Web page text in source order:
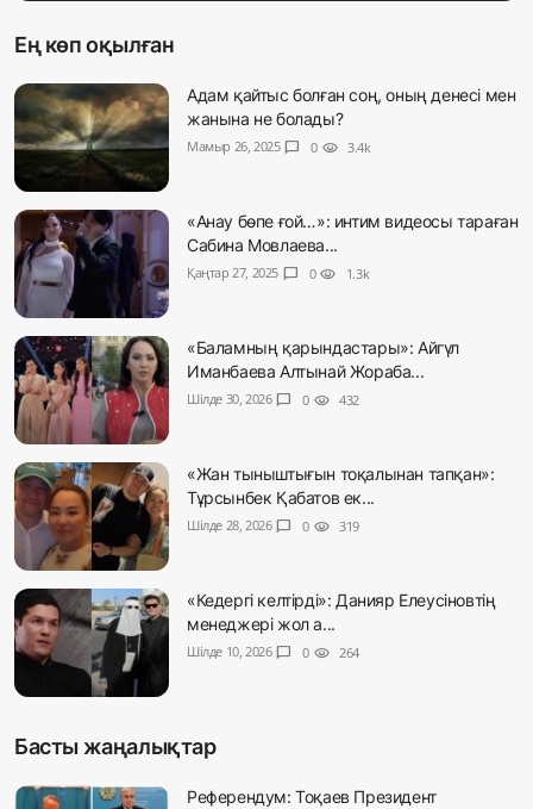
Ең көп оқылған
Адам қайтыс болған соң, оның денесі мен
жанына не болады?
Мамыр 26, 2025 chat_bubble 0 visibility 3.4k
«Анау бөпе ғой…»: интим видеосы тараған
Сабина Мовлаева...
Қаңтар 27, 2025 chat_bubble 0 visibility 1.3k
«Баламның қарындастары»: Айгүл
Иманбаева Алтынай Жораба...
Шілде 30, 2026 chat_bubble 0 visibility 432
«Жан тыныштығын тоқалынан тапқан»:
Тұрсынбек Қабатов ек...
Шілде 28, 2026 chat_bubble 0 visibility 319
«Кедергі келтірді»: Данияр Елеусіновтің
менеджері жол а...
Шілде 10, 2026 chat_bubble 0 visibility 264
Басты жаңалықтар
Референдум: Тоқаев Президент